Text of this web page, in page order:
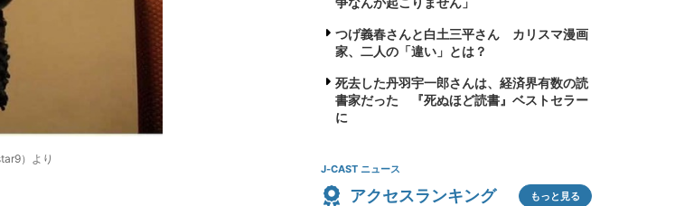
）より
つげ義春さんと白土三平さん カリスマ漫画
家、二人の「違い」とは？
死去した丹羽宇一郎さんは、経済界有数の読
書家だった 『死ぬほど読書』ベストセラー
に
J-CAST ニュース
アクセスランキング もっと見る